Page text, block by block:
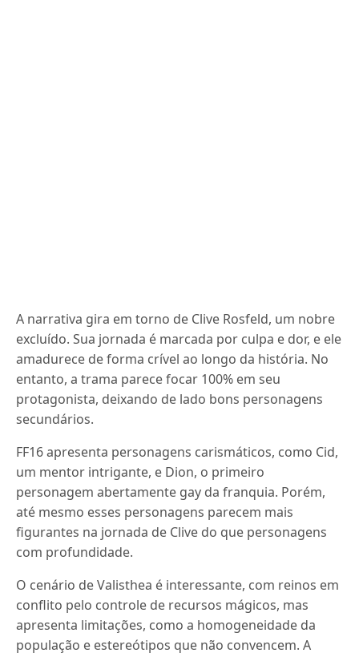
A narrativa gira em torno de Clive Rosfeld, um nobre
excluído. Sua jornada é marcada por culpa e dor, e ele
amadurece de forma crível ao longo da história. No
entanto, a trama parece focar 100% em seu
protagonista, deixando de lado bons personagens
secundários.
FF16 apresenta personagens carismáticos, como Cid,
um mentor intrigante, e Dion, o primeiro
personagem abertamente gay da franquia. Porém,
até mesmo esses personagens parecem mais
figurantes na jornada de Clive do que personagens
com profundidade.
O cenário de Valisthea é interessante, com reinos em
conflito pelo controle de recursos mágicos, mas
apresenta limitações, como a homogeneidade da
população e estereótipos que não convencem. A